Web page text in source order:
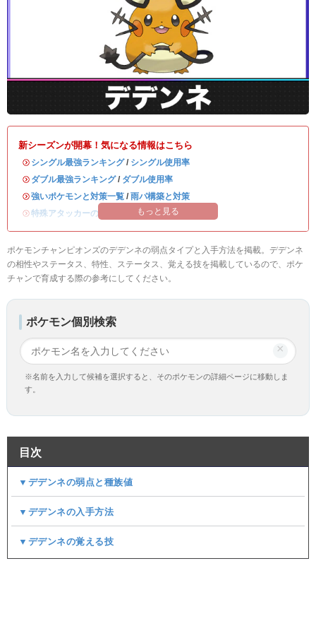
新シーズンが開幕！気になる情報はこちら
・ シングル最強ランキング/ シングル使用率
・ ダブル最強ランキング/ ダブル使用率
・強いポケモンと対策一覧 / 雨パ構築と対策
・特殊アタッカーのおすすめランキング
もっと見る
ポケモンチャンピオンズのデデンネの弱点タイプと入手方法を掲載。デデンネ
の相性やステータス、特性、ステータス、覚える技を掲載しているので、ポケ
チャンで育成する際の参考にしてください。
ポケモン個別検索
×
※名前を入力して候補を選択すると、そのポケモンの詳細ページに移動しま
す。
目次
▼デデンネの弱点と種族値
▼デデンネの入手方法
▼デデンネの覚える技